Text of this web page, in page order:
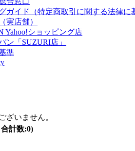
ガイド（特定商取引に関する法律に
実店舗）
Yahoo!ショッピング店
ン「SUZURI店」
準
ざいません。
計数:0)